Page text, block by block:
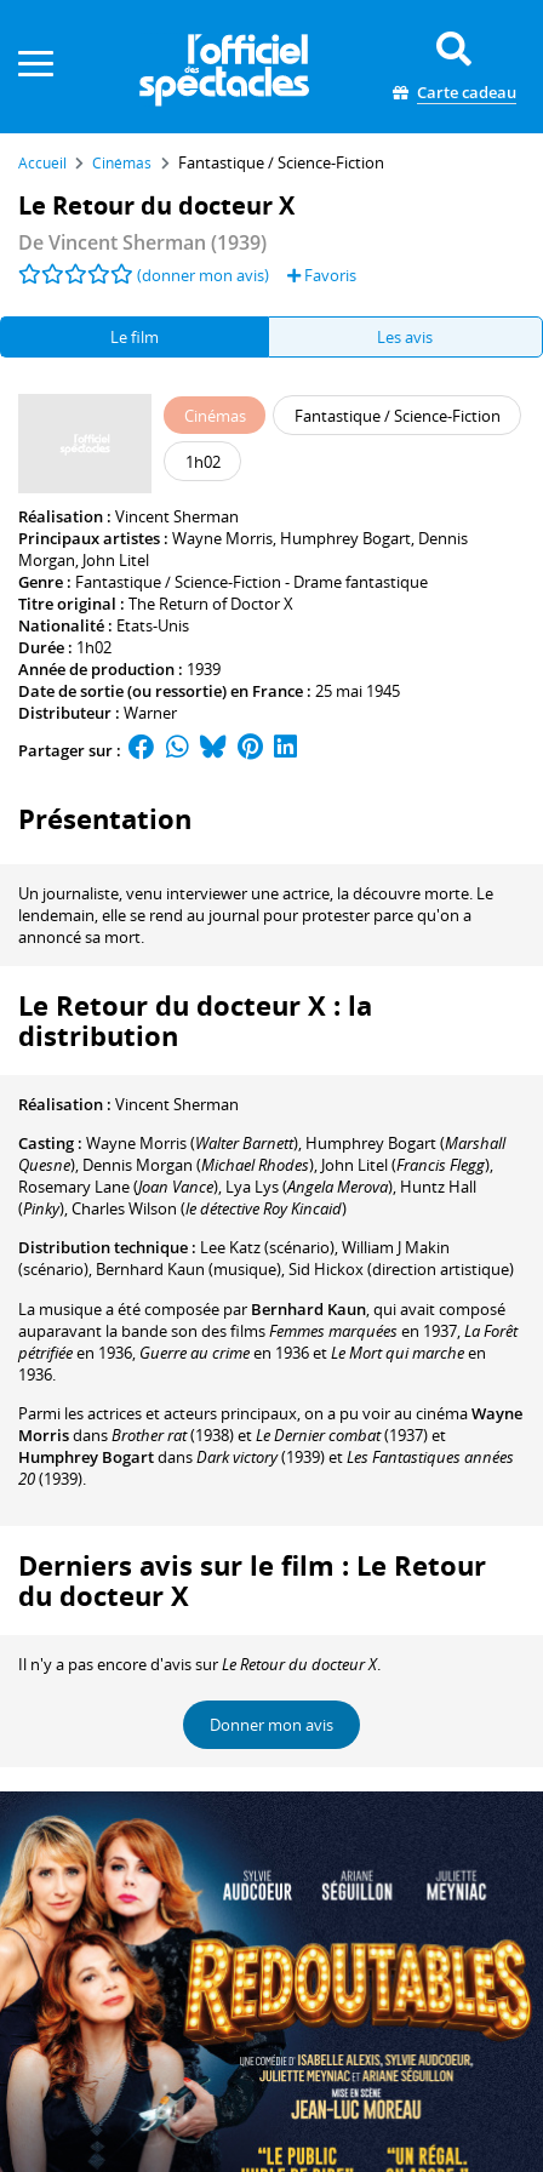
Carte cadeau
Accueil Cinémas Fantastique / Science-Fiction
Le Retour du docteur X
DeVincent Sherman (1939)
(donner mon avis) Favoris
Le film Les avis
Cinémas Fantastique / Science-Fiction
1h02
Réalisation : Vincent Sherman
Principaux artistes : Wayne Morris, Humphrey Bogart, Dennis
Morgan, John Litel
Genre : Fantastique / Science-Fiction - Drame fantastique
Titre original : The Return of Doctor X
Nationalité : Etats-Unis
Durée : 1h02
Année de production : 1939
Date de sortie (ou ressortie) en France : 25 mai 1945
Distributeur : Warner
Partager sur :
Présentation
Un journaliste, venu interviewer une actrice, la découvre morte. Le
lendemain, elle se rend au journal pour protester parce qu'on a
annoncé sa mort.
Le Retour du docteur X : la
distribution
Réalisation : Vincent Sherman
Casting : Wayne Morris(Walter Barnett), Humphrey Bogart(Marshall
Quesne), Dennis Morgan (Michael Rhodes), John Litel(Francis Flegg),
Rosemary Lane(Joan Vance), Lya Lys(Angela Merova), Huntz Hall
(Pinky),Charles Wilson (le détective Roy Kincaid)
Distribution technique : Lee Katz(scénario),William J Makin
(scénario), Bernhard Kaun (musique),Sid Hickox(direction artistique)
La musique a été composée par Bernhard Kaun, qui avait composé
auparavant la bande son des filmsFemmes marquéesen 1937,La Forêt
pétrifiéeen 1936, Guerre au crimeen 1936 etLe Mort qui marcheen
1936.
Parmi les actrices et acteurs principaux, on a pu voir au cinémaWayne
MorrisdansBrother rat(1938) etLe Dernier combat(1937) et
Humphrey BogartdansDark victory(1939) etLes Fantastiques années
20(1939).
Derniers avis sur le film : Le Retour
du docteur X
Il n'y a pas encore d'avis surLe Retour du docteur X.
Donner mon avis